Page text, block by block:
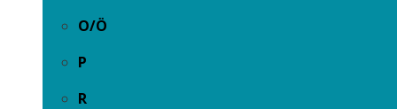
O/Ö
P
R